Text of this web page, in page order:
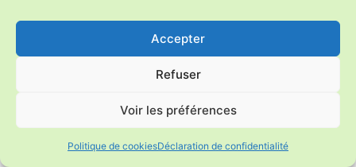
Accepter
Refuser
Voir les préférences
Politique de cookiesDéclaration de confidentialité
les animaux comme chez les gens mais je persiste
à penser que ce n’est pas l’alimentation idéale pour
production d’aujourd’hui. Par ailleurs, il y a quand
un intestin court, pas fait pour digérer les fibres
comme le notre. Pour moi, aimer ses animaux c’est